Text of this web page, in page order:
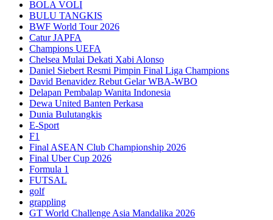
BOLA VOLI
BULU TANGKIS
BWF World Tour 2026
Catur JAPFA
Champions UEFA
Chelsea Mulai Dekati Xabi Alonso
Daniel Siebert Resmi Pimpin Final Liga Champions
David Benavidez Rebut Gelar WBA-WBO
Delapan Pembalap Wanita Indonesia
Dewa United Banten Perkasa
Dunia Bulutangkis
E-Sport
F1
Final ASEAN Club Championship 2026
Final Uber Cup 2026
Formula 1
FUTSAL
golf
grappling
GT World Challenge Asia Mandalika 2026